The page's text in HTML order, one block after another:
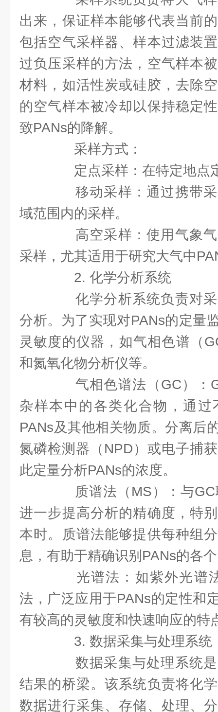
出来，保证样本能够代表当前
包括空气采样器、样本过滤装
过负压采样的方法，空气样本
材料，如活性炭或硅胶，去除
的空气样本被冷却以保持稳定
致PANs的降解。
采样方式：
定点采样：在特定地点
移动采样：通过携带采
域范围内的采样。
高空采样：使用气象气
采样，尤其适用于研究大气中
2. 化学分析系统
化学分析系统负责对采
分析。为了实现对PANs的定量
灵敏度的仪器，如气相色谱（
和氮氧化物分析仪等。
气相色谱法（GC）：
杂样本中的各类化合物，通
PANs及其他相关物质。分离后
氮磷检测器（NPD）或电子捕
此定量分析PANs的浓度。
质谱法（MS）：与GC
进一步提高分析的精确度，特
本时。质谱法能够提供每种组
息，有助于精确识别PANs的各
光谱法：如紫外光谱
法，广泛应用于PANs的定性和
有较高的灵敏度和快速响应的特
3. 数据采集与处理系统
数据采集与处理系统是
结果的桥梁。该系统负责将化
数据进行采集、存储、处理、